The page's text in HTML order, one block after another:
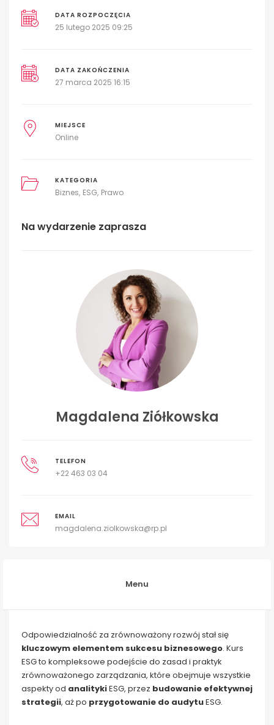
DATA ROZPOCZĘCIA
25 lutego 2025 09:25
DATA ZAKOŃCZENIA
27 marca 2025 16:15
MIEJSCE
Online
KATEGORIA
Biznes ESG Prawo
Na wydarzenie zaprasza
Magdalena Ziółkowska
TELEFON
+22 463 03 04
EMAIL
magdalena.ziolkowska@rp.pl
Menu
Odpowiedzialność za zrównoważony rozwój stał się
kluczowym elementem sukcesu biznesowego. Kurs
ESG to kompleksowe podejście do zasad i praktyk
zrównoważonego zarządzania, które obejmuje wszystkie
aspekty od analitykiESG, przez budowanie efektywnej
strategii, aż po przygotowanie do audytuESG.